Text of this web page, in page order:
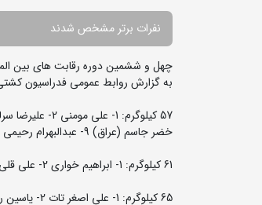
نفرات برتر مشخص شدند
چهل و ششمین دوره رقابت های بین المللی کشتی آزاد جام تختی
به گزارش روابط عمومی فدراسیون
خضر جاسم (عراق) 9- عبدالبهرام رحیمی (افغانستان) 10- امیرحسین عباسی
61 کیلوگرم: 1- ابراهیم خواری 2- علی قلی زادگان 3- مهدی رحیمی و رضا مومنی 5- علی اصغر مصطفایی و طاها هاشمی 7- اصغر امیدی 8- رضا مرادی